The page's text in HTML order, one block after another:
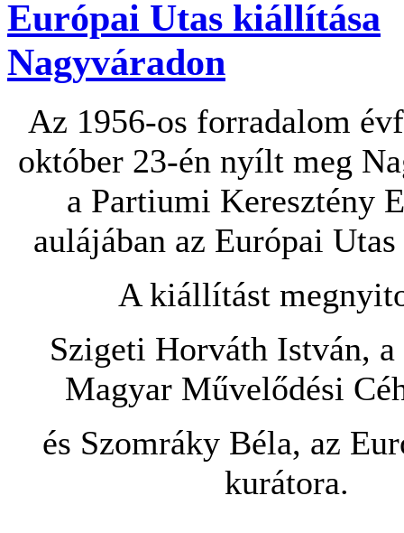
Európai Utas kiállítása
Nagyváradon
Az 1956-os forradalom
október 23-én nyílt meg
a Partiumi Keresztény
aulájában az Európai
A kiállítást
Szigeti Horváth István,
Magyar Művelődési
és Szomráky Béla, az
kurátora.